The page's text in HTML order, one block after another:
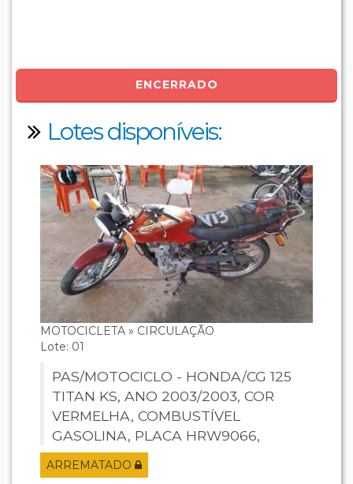
ENCERRADO
Lotes disponíveis:
MOTOCICLETA » CIRCULAÇÃO
Lote: 01
PAS/MOTOCICLO - HONDA/CG 125
TITAN KS, ANO 2003/2003, COR
VERMELHA, COMBUSTÍVEL
GASOLINA, PLACA HRW9066,
RENAVAM 809057328, CHASSI
9C2JC30103R278794, MOTOR
ARREMATADO